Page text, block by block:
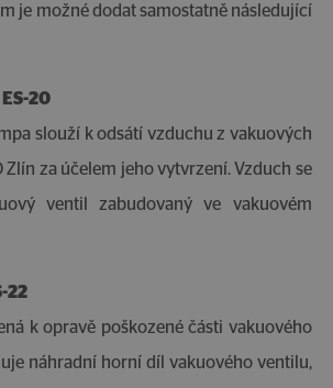
je možné dodat samostatně následující
20
slouží k odsátí vzduchu z vakuových
Zlín za účelem jeho vytvrzení. Vzduch se
ventil zabudovaný ve vakuovém
22
k opravě poškozené části vakuového
náhradní horní díl vakuového ventilu,